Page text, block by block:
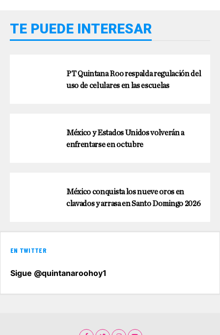
TE PUEDE INTERESAR
PT Quintana Roo respalda regulación del
uso de celulares en las escuelas
México y Estados Unidos volverán a
enfrentarse en octubre
México conquista los nueve oros en
clavados y arrasa en Santo Domingo 2026
EN TWITTER
Sigue @quintanaroohoy1